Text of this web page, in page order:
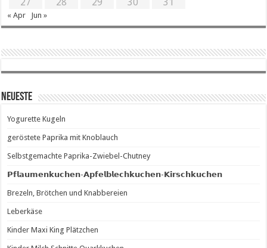
27
28 29 30 31
« Apr Jun »
Neueste
Yogurette Kugeln
geröstete Paprika mit Knoblauch
Selbstgemachte Paprika-Zwiebel-Chutney
𝗣𝗳𝗹𝗮𝘂𝗺𝗲𝗻𝗸𝘂𝗰𝗵𝗲𝗻-𝗔𝗽𝗳𝗲𝗹𝗯𝗹𝗲𝗰𝗵𝗸𝘂𝗰𝗵𝗲𝗻-𝗞𝗶𝗿𝘀𝗰𝗵𝗸𝘂𝗰𝗵𝗲𝗻
Brezeln, Brötchen und Knabbereien
Leberkäse
Kinder Maxi King Plätzchen